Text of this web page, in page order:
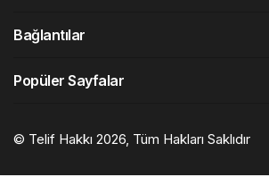
Bağlantılar
Popüler Sayfalar
© Telif Hakkı 2026, Tüm Hakları Saklıdır